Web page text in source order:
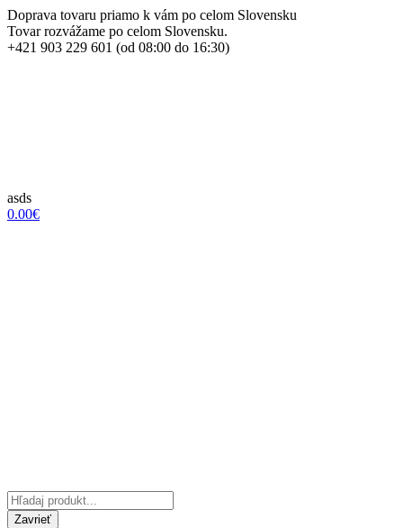
Doprava tovaru priamo k vám po celom Slovensku
Tovar rozvážame po celom Slovensku.
+421 903 229 601 (od 08:00 do 16:30)
asds
0.00€
Zavrieť